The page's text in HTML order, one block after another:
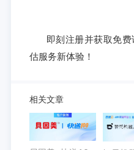
即刻注册并获取免
估服务新体验！
相关文章